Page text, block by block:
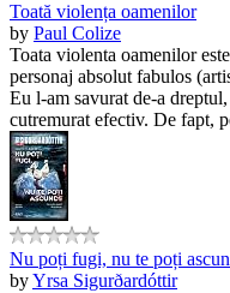
Toată violența oamenilor
by Paul Colize
Toata violenta oamenilor
personaj absolut fabulos
Eu l-am savurat de-a
cutremurat efectiv. De fapt,
Nu poți fugi, nu te poți
byYrsa Sigurðardóttir